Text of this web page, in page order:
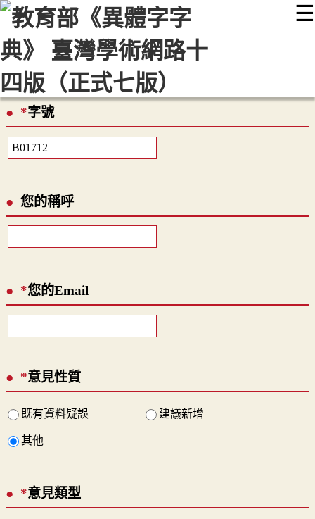
☰
::: 最新消息 常見問題 編輯說明
顯示模式
*字號
您的稱呼
*您的Email
*意見性質
既有資料疑誤 建議新增
其他
*意見類型